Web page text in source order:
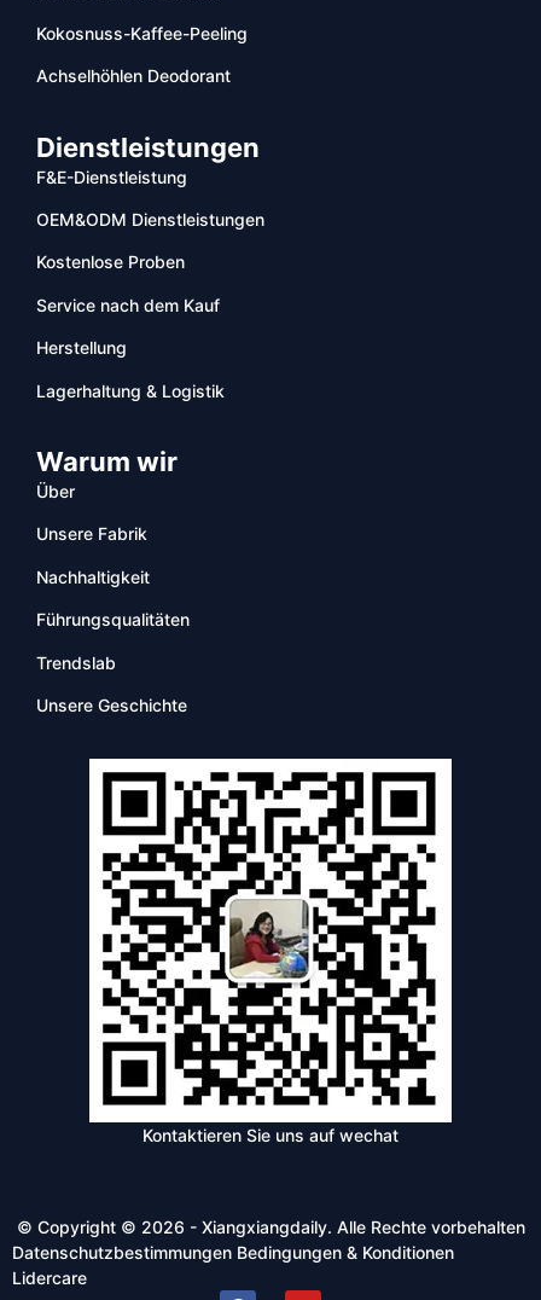
Kokosnuss-Kaffee-Peeling
Achselhöhlen Deodorant
Dienstleistungen
F&E-Dienstleistung
OEM&ODM Dienstleistungen
Kostenlose Proben
Service nach dem Kauf
Herstellung
Lagerhaltung & Logistik
Warum wir
Über
Unsere Fabrik
Nachhaltigkeit
Führungsqualitäten
Trendslab
Unsere Geschichte
Kontaktieren Sie uns auf wechat
© Copyright © 2026 - Xiangxiangdaily. Alle Rechte vorbehalten
Datenschutzbestimmungen Bedingungen & Konditionen
Lidercare